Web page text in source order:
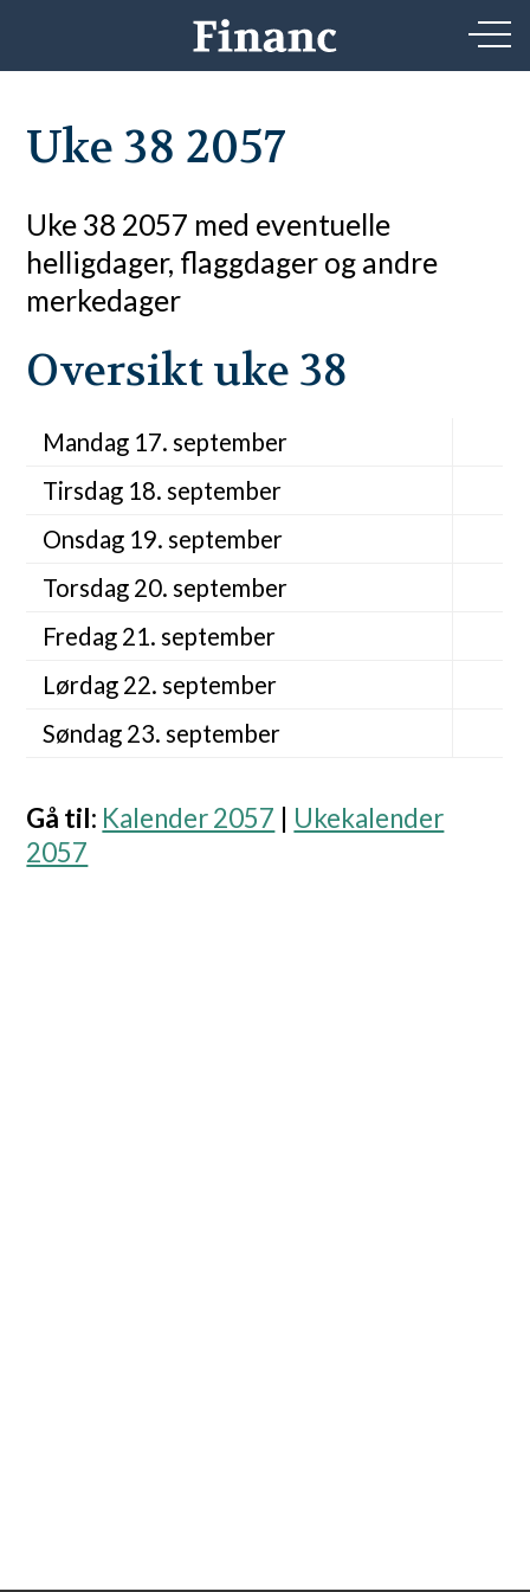
Uke 38 2057
Uke 38 2057 med eventuelle
helligdager, flaggdager og andre
merkedager
Oversikt uke 38
Mandag 17. september
Tirsdag 18. september
Onsdag 19. september
Torsdag 20. september
Fredag 21. september
Lørdag 22. september
Søndag 23. september
Gå til: Kalender 2057
Ukekalender
2057